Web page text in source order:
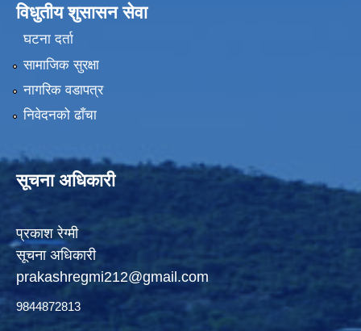
विधुतीय शुसासन सेवा
घटना दर्ता
सामाजिक सुरक्षा
नागरिक वडापत्र
निवेदनको ढाँचा
सूचना अधिकारी
प्रकाश रेग्मी
सूचना अधिकारी
prakashregmi212@gmail.com
9844872813